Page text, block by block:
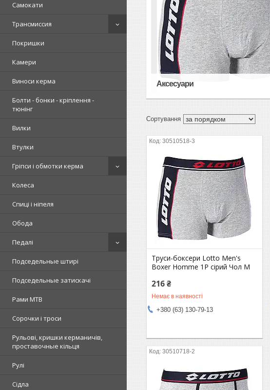
Самокати
Трансмиссия
Покришки
Камери
Виноси керма
Болти - бонки - кріплення -
тюнінг
Вилки
Втулки
Гріпси і обмотки керма
Колеса
Спиці і ніпеля
Обода
Педалі
Подседельные штирі
Подседельные затискачі
Рами MTB
Сорочки і троси
Рульові, кришки керманичів,
проставочные кільця
Рулі
Сідла
Аксесуари
30510518-3
Труси-боксери Lotto Men's
Boxer Homme 1P сірий Чол M
216 ₴
Немає в наявності
+380 (63) 130-79-13
30510718-2